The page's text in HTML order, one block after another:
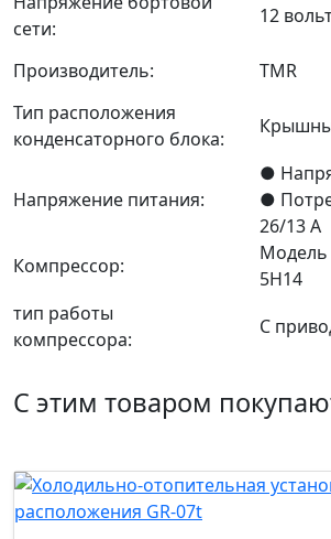
сети:
12
Производитель:
TMR
Тип расположения
конденсаторного блока:
Напряжение питания:
●
●
26/13 А
Компрессор:
Модель
5H14
тип работы
компрессора:
С
С этим товаром